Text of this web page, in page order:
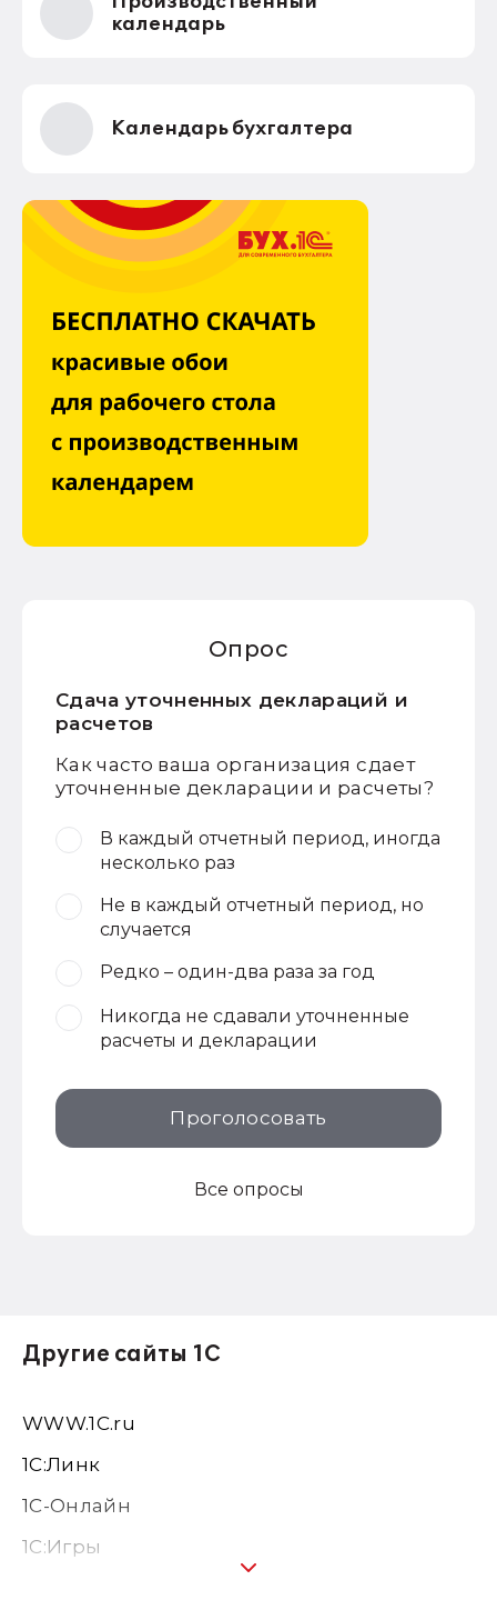
календарь
Календарь бухгалтера
Опрос
Сдача уточненных деклараций и
расчетов
Как часто ваша организация сдает
уточненные декларации и расчеты?
В каждый отчетный период, иногда
несколько раз
Не в каждый отчетный период, но
случается
Редко – один-два раза за год
Никогда не сдавали уточненные
расчеты и декларации
Проголосовать
Все опросы
Другие сайты 1С
WWW.1С.ru
1С:Линк
1С-Онлайн
1C:Игры